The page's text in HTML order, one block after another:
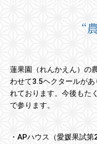
“
蓮果園（れんかえん）の
わせて3.5ヘクタールが
れております。今後もた
で参ります。
・APハウス（愛媛果試